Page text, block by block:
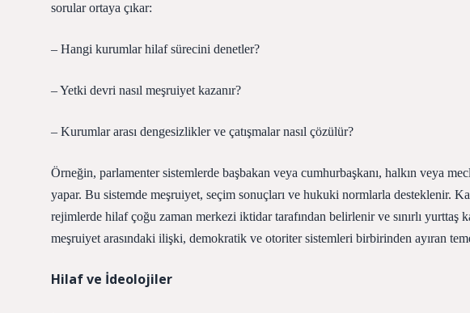
sorular ortaya çıkar:
– Hangi kurumlar hilaf sürecini denetler?
– Yetki devri nasıl meşruiyet kazanır?
– Kurumlar arası dengesizliklerve çatışmalar nasıl çözülür?
Örneğin, parlamenter sistemlerde başbakan veya cumhurbaşkanı, halkın veya
yapar. Bu sistemde meşruiyet, seçim sonuçları ve hukuki normlarla desteklenir.
rejimlerde hilaf çoğu zaman merkezi iktidar tarafından belirlenir ve sınırlı yurttaş
meşruiyet arasındaki ilişki, demokratik ve otoriter sistemleri birbirinden ayıran
Hilaf ve İdeolojiler